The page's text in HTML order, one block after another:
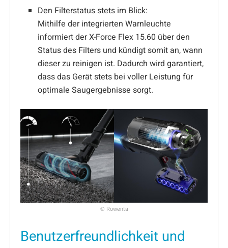
Den Filterstatus stets im Blick:
Mithilfe der integrierten Warnleuchte
informiert der X-Force Flex 15.60 über den
Status des Filters und kündigt somit an, wann
dieser zu reinigen ist. Dadurch wird garantiert,
dass das Gerät stets bei voller Leistung für
optimale Saugergebnisse sorgt.
© Rowenta
Benutzerfreundlichkeit und